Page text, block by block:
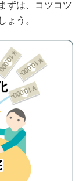
ずは、コツコツ
ょう。